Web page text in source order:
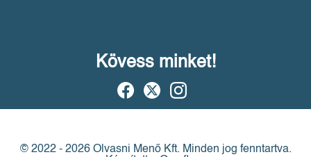
Kövess minket!
© 2022 - 2026 Olvasni Menő Kft. Minden jog fenntartva.